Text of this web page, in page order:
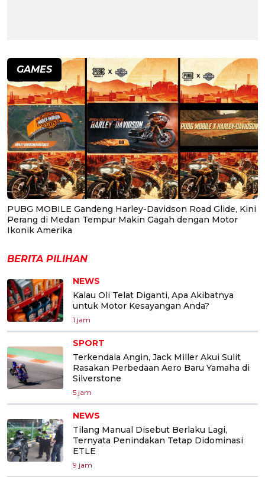
GAMES
PUBG MOBILE Gandeng Harley-Davidson Road Glide, Kini
Perang di Medan Tempur Makin Gagah dengan Motor
Ikonik Amerika
BERITA PILIHAN
NEWS
Kalau Oli Telat Diganti, Apa Akibatnya
untuk Motor Kesayangan Anda?
1 jam
SPORT
Terkendala Angin, Jack Miller Akui Sulit
Rasakan Perbedaan Aero Baru Yamaha di
Silverstone
5 jam
NEWS
Tilang Manual Disebut Berlaku Lagi,
Ternyata Penindakan Tetap Didominasi
ETLE
9 jam